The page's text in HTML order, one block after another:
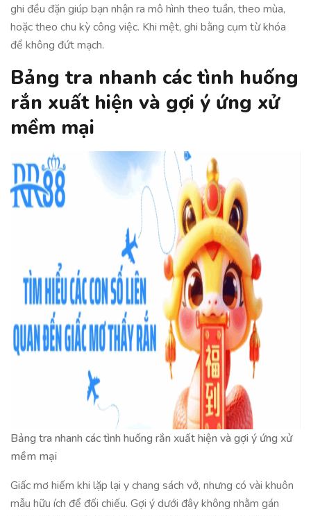
ghi đều đặn giúp bạn nhận ra mô hình theo tuần, theo mùa,
hoặc theo chu kỳ công việc. Khi mệt, ghi bằng cụm từ khóa
để không đứt mạch.
Bảng tra nhanh các tình huống
rắn xuất hiện và gợi ý ứng xử
mềm mại
Bảng tra nhanh các tình huống rắn xuất hiện và gợi ý ứng xử
mềm mại
Giấc mơ hiếm khi lặp lại y chang sách vở, nhưng có vài khuôn
mẫu hữu ích để đối chiếu. Gợi ý dưới đây không nhằm gán